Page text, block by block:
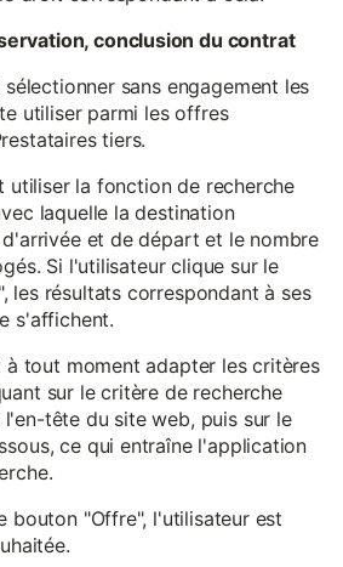
conclusion du contrat
sans engagement les
utiliser parmi les offres
tiers.
utiliser la fonction de recherche
laquelle la destination
et de départ et le nombre
Si l'utilisateur clique sur le
les résultats correspondant à ses
s'affichent.
à tout moment adapter les critères
sur le critère de recherche
tête du site web, puis sur le
ce qui entraîne l'application
bouton "Offre", l'utilisateur est